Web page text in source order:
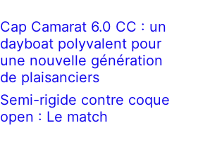
Cap Camarat 6.0 CC : un
dayboat polyvalent pour
une nouvelle génération
de plaisanciers
Semi-rigide contre coque
open : Le match